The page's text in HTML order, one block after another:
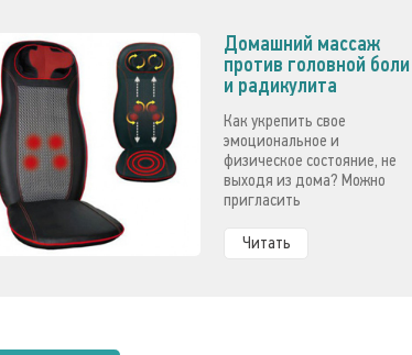
гребнем, чтобы понять,
насколько подобные
процедуры благоприятны
Домашний массаж
против головной боли
и радикулита
Как укрепить свое
эмоциональное и
физическое состояние, не
выходя из дома? Можно
пригласить
мануального терапевта для
проведения выездного
Читать